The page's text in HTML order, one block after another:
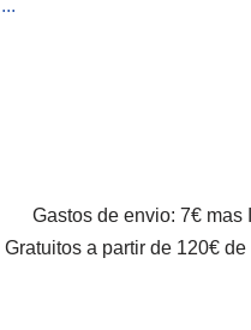
...
Gastos de envio: 7€ mas
Gratuitos a partir de 120€